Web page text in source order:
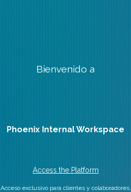
Bienvenido a
Phoenix Internal Workspace
Access the Platform
Acceso exclusivo para clientes y colaboradores.